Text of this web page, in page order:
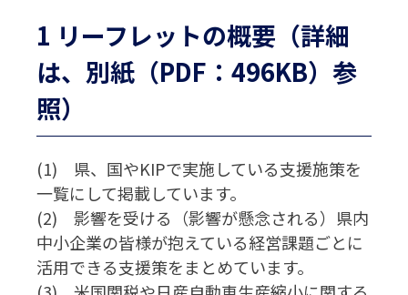
1 リーフレットの概要（詳細
は、 別紙（PDF：496KB） 参
照）
(1) 県、国やKIPで実施している支援施策を
一覧にして掲載しています。
(2) 影響を受ける（影響が懸念される）県内
中小企業の皆様が抱えている経営課題ごとに
活用できる支援策をまとめています。